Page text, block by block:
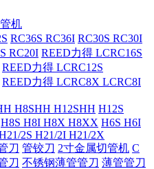
机
RC36S RC36I RC30S RC30I
RC20I REED力得 LCRC16S
REED力得 LCRC12S
REED力得 LCRC8X LCRC8I
H8SHH H12SHH H12S
H8S H8I H8X H8XX H6S H6I
2S H21/2I H21/2X
刀 管铰刀 2寸金属切管机 C
刀 不锈钢薄管管刀 薄管管刀